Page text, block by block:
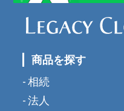
商品を探す
相続
法人